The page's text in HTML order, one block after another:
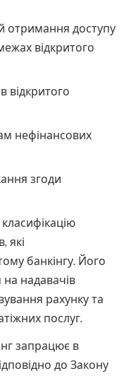
отримання доступу
відкритого
відкритого
нефінансових
згоди
які
банкінгу. Його
надавачів
рахунку та
послуг.
запрацює в
до Закону